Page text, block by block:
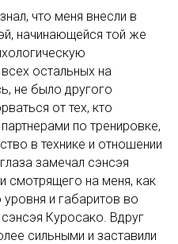
что меня внесли в
начинающейся той же
остальных на
не было другого
от тех, кто
по тренировке,
в технике и отношении
замечал сэнсэя
смотрящего на меня, как
и габаритов во
Куросако. Вдруг
сильными и заставили